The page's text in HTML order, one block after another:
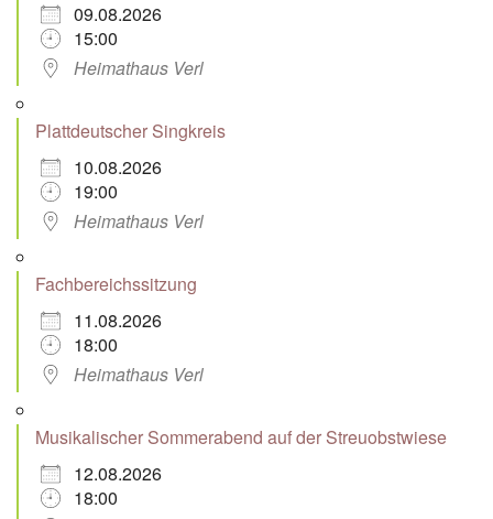
09.08.2026
15:00
Heimathaus Verl
Plattdeutscher Singkreis
10.08.2026
19:00
Heimathaus Verl
Fachbereichssitzung
11.08.2026
18:00
Heimathaus Verl
Musikalischer Sommerabend auf der Streuobstwiese
12.08.2026
18:00